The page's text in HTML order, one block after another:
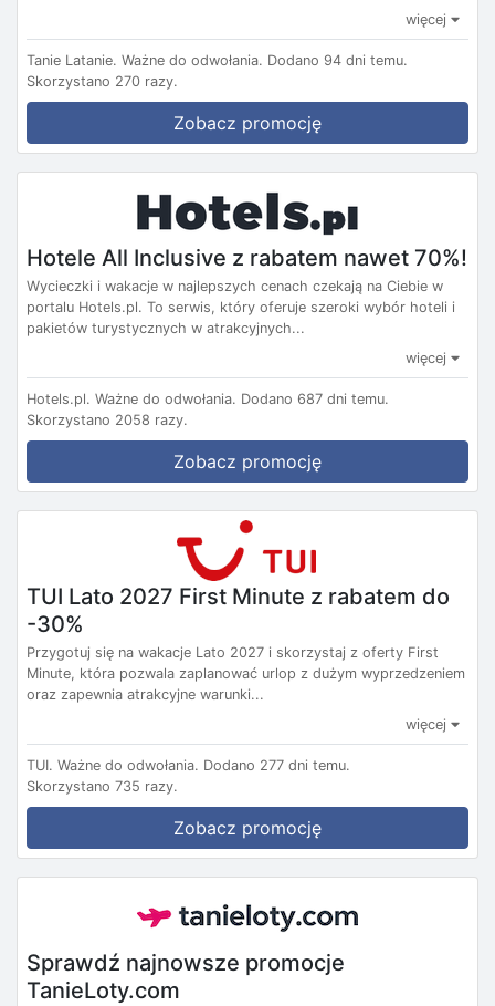
więcej
Tanie Latanie. Ważne do odwołania. Dodano 94 dni temu.
Skorzystano 270 razy.
Zobacz promocję
Hotele All Inclusive z rabatem nawet 70%!
Wycieczki i wakacje w najlepszych cenach czekają na Ciebie w
portalu Hotels.pl. To serwis, który oferuje szeroki wybór hoteli i
pakietów turystycznych w atrakcyjnych...
więcej
Hotels.pl. Ważne do odwołania. Dodano 687 dni temu.
Skorzystano 2058 razy.
Zobacz promocję
TUI Lato 2027 First Minute z rabatem do
-30%
Przygotuj się na wakacje Lato 2027 i skorzystaj z oferty First
Minute, która pozwala zaplanować urlop z dużym wyprzedzeniem
oraz zapewnia atrakcyjne warunki...
więcej
TUI. Ważne do odwołania. Dodano 277 dni temu.
Skorzystano 735 razy.
Zobacz promocję
Sprawdź najnowsze promocje
TanieLoty.com